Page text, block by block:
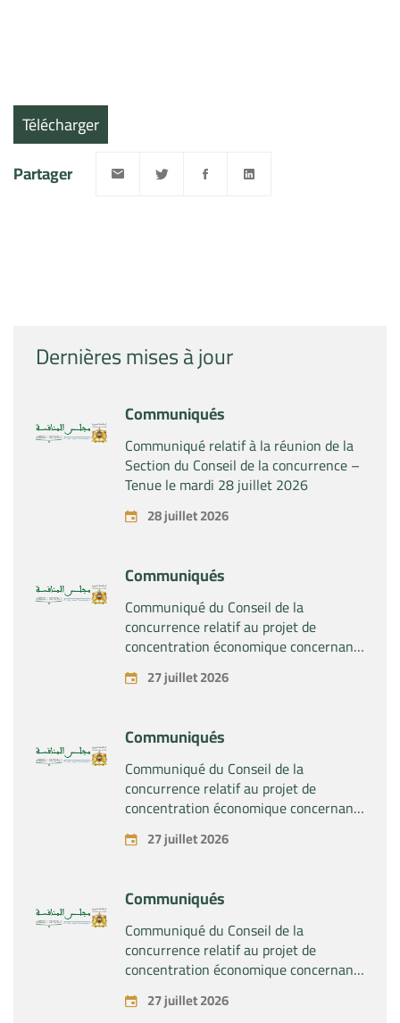
Dernières mises à jour
Communiqués
Communiqué relatif à la réunion de la
Section du Conseil de la concurrence –
Tenue le mardi 28 juillet 2026
28 juillet 2026
Communiqués
Communiqué du Conseil de la
concurrence relatif au projet de
concentration économique concernant
la prise du contrôle exclusif par la
société « Substipharm SAS » des actifs
pharmaceutiques « Rilutek » et «
Sabril » détenus par la société « Sanofi
SA »
27 juillet 2026
Communiqués
Communiqué du Conseil de la
concurrence relatif au projet de
concentration économique concernant
la prise du contrôle exclusif par la
société « Plastika Kritis SA » de la
27 juillet 2026
Communiqués
Communiqué du Conseil de la
concurrence relatif au projet de
concentration économique concernant
la prise par la société « Fives SAS » du
contrôle exclusif de la société « Aries
27 juillet 2026
Télécharger
Partager